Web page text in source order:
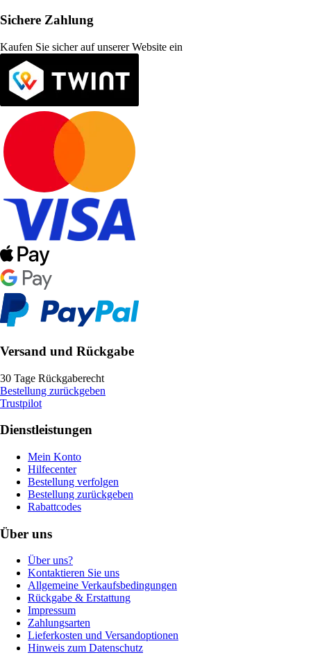
Sichere Zahlung
Kaufen Sie sicher auf unserer Website ein
Versand und Rückgabe
30 Tage Rückgaberecht
Bestellung zurückgeben
Trustpilot
Dienstleistungen
Mein Konto
Hilfecenter
Bestellung verfolgen
Bestellung zurückgeben
Rabattcodes
Über uns
Über uns?
Kontaktieren Sie uns
Allgemeine Verkaufsbedingungen
Rückgabe & Erstattung
Impressum
Zahlungsarten
Lieferkosten und Versandoptionen
Hinweis zum Datenschutz